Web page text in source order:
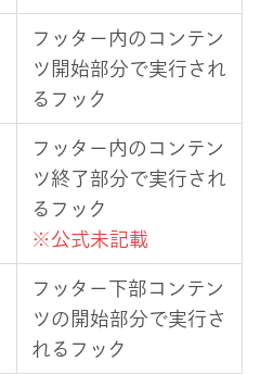
フッター内のコンテン
ツ開始部分で実行され
るフック
フッター内のコンテン
ツ終了部分で実行され
るフック
※公式未記載
フッター下部コンテン
ツの開始部分で実行さ
れるフック